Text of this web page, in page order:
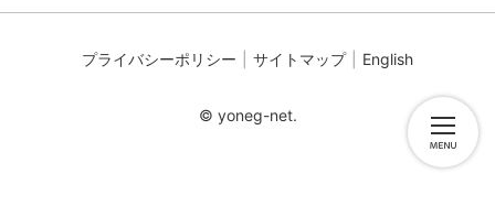
プライバシーポリシー サイトマップ English
© yoneg-net.